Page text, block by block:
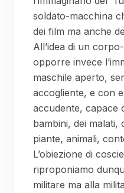
soldato-macchina
dei film ma anche
All’idea di un
opporre invece
maschile aperto,
accogliente, e con
accudente, capace
bambini, dei malati,
piante, animali,
L’obiezione di
riproponiamo
militare ma alla